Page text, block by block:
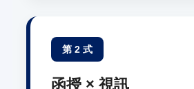
第 2 式
函授 × 視訊